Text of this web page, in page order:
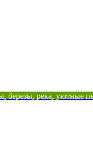
березы, река, уютные